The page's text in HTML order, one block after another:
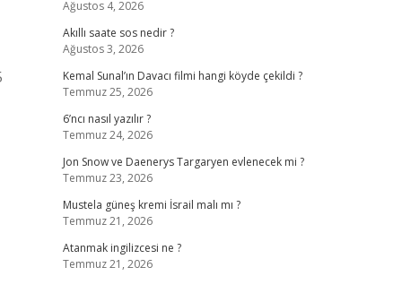
Ağustos 4, 2026
Akıllı saate sos nedir ?
Ağustos 3, 2026
Kemal Sunal’ın Davacı filmi hangi köyde çekildi ?
Temmuz 25, 2026
6’ncı nasıl yazılır ?
Temmuz 24, 2026
Jon Snow ve Daenerys Targaryen evlenecek mi ?
Temmuz 23, 2026
Mustela güneş kremi İsrail malı mı ?
Temmuz 21, 2026
Atanmak ingilizcesi ne ?
Temmuz 21, 2026